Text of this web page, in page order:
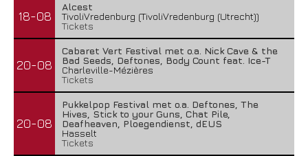
18-08
Alcest
TivoliVredenburg (TivoliVredenburg (Utrecht))
Tickets
20-08
Cabaret Vert Festival met o.a. Nick Cave & the
Bad Seeds, Deftones, Body Count feat. Ice-T
Charleville-Mézières
Tickets
20-08
Pukkelpop Festival met o.a. Deftones, The
Hives, Stick to your Guns, Chat Pile,
Deafheaven, Ploegendienst, dEUS
Hasselt
Tickets